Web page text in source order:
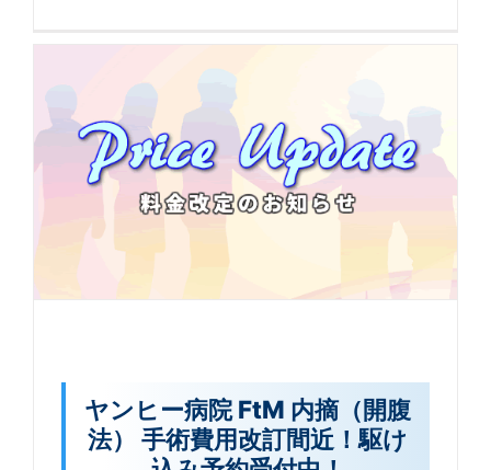
ヤンヒー病院 FtM 内摘（開腹
法） 手術費用改訂間近！駆け